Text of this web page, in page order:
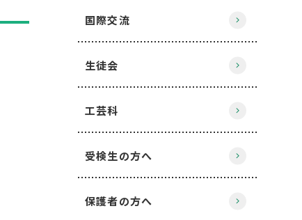
国際交流
生徒会
工芸科
受検生の方へ
保護者の方へ